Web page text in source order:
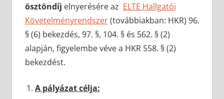
ösztöndíj elnyerésére az ELTE Hallgatói
Követelményrendszer(továbbiakban: HKR) 96.
§ (6) bekezdés, 97. §, 104. § és 562. § (2)
alapján, figyelembe véve a HKR 558. § (2)
bekezdést.
A pályázat célja: